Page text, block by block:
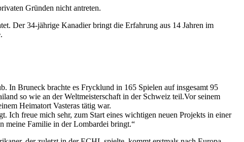
Gründen nicht antreten.
Der 34-jährige Kanadier bringt die Erfahrung aus 14 Jahren im
Bruneck brachte es Frycklund in 165 Spielen auf insgesamt 95
so wie an der Weltmeisterschaft in der Schweiz teil.Vor seinem
Heimatort Vasteras tätig war.
Ich freue mich sehr, zum Start eines wichtigen neuen Projekts in einer
meine Familie in der Lombardei bringt.“